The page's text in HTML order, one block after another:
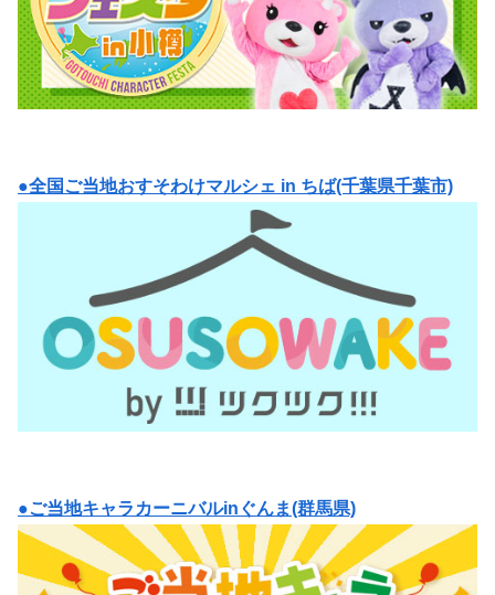
●全国ご当地おすそわけマルシェ in ちば(千葉県千葉市)
●ご当地キャラカーニバルinぐんま(群馬県)